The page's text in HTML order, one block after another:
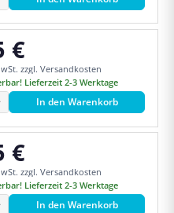
Preis:
€
zzgl. Versandkosten
Lieferzeit 2-3 Werktage
In den Warenkorb
Preis:
€
zzgl. Versandkosten
Lieferzeit 2-3 Werktage
In den Warenkorb